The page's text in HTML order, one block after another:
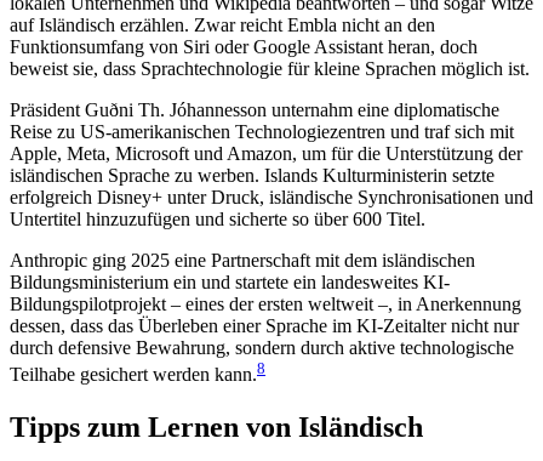
auf Isländisch erzählen. Zwar reicht Embla nicht an den
Funktionsumfang von Siri oder Google Assistant heran, doch
beweist sie, dass Sprachtechnologie für kleine Sprachen möglich ist.
Präsident Guðni Th. Jóhannesson unternahm eine diplomatische
Reise zu US-amerikanischen Technologiezentren und traf sich mit
Apple, Meta, Microsoft und Amazon, um für die Unterstützung der
isländischen Sprache zu werben. Islands Kulturministerin setzte
erfolgreich Disney+ unter Druck, isländische Synchronisationen und
Untertitel hinzuzufügen und sicherte so über 600 Titel.
Anthropic ging 2025 eine Partnerschaft mit dem isländischen
Bildungsministerium ein und startete ein landesweites KI-
Bildungspilotprojekt – eines der ersten weltweit –, in Anerkennung
dessen, dass das Überleben einer Sprache im KI-Zeitalter nicht nur
durch defensive Bewahrung, sondern durch aktive technologische
Teilhabe gesichert werden kann.8
Tipps zum Lernen von Isländisch